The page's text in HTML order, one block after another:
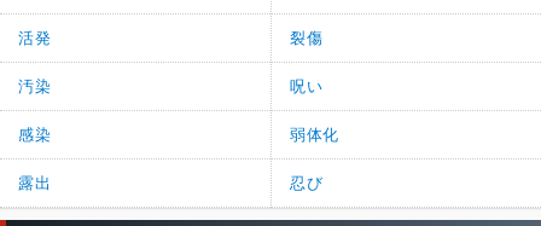
活発 裂傷
汚染 呪い
感染 弱体化
露出 忍び